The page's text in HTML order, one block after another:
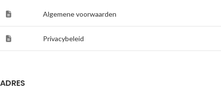
Algemene voorwaarden
Privacybeleid
ADRES